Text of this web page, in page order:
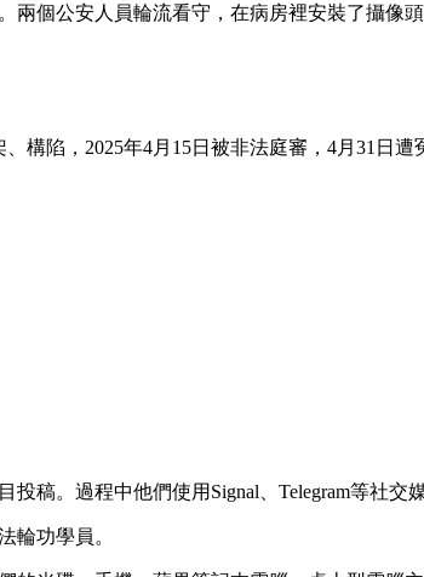
個公安人員輪流看守，在病房裡安裝了攝像
構陷，2025年4月15日被非法庭審，4月31日遭
稿。過程中他們使用Signal、Telegram等社交
輪功學員。